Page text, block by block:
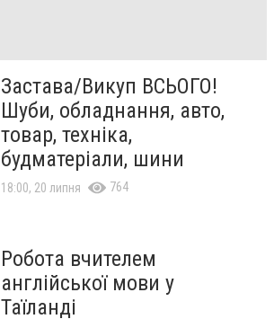
Застава/Викуп ВСЬОГО!
Шуби, обладнання, авто,
товар, техніка,
будматеріали, шини
18:00, 20 липня 764
Робота вчителем
англійської мови у
Таїланді